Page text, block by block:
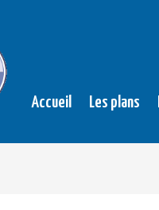
Accueil Les plans